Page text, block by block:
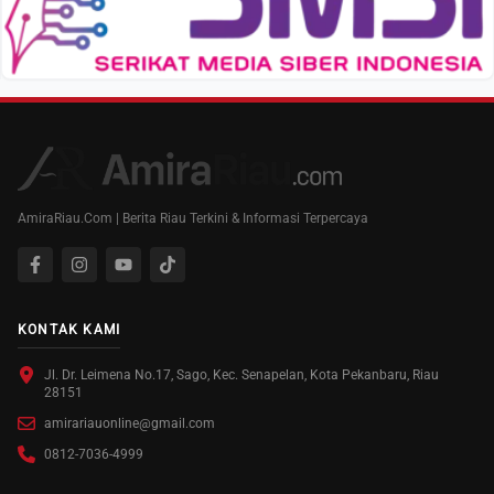
AmiraRiau.Com | Berita Riau Terkini & Informasi Terpercaya
KONTAK KAMI
Jl. Dr. Leimena No.17, Sago, Kec. Senapelan, Kota Pekanbaru, Riau
28151
amirariauonline@gmail.com
0812-7036-4999